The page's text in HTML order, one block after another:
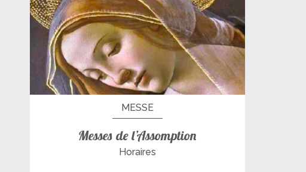
MESSE
Messes de l’Assomption
Horaires